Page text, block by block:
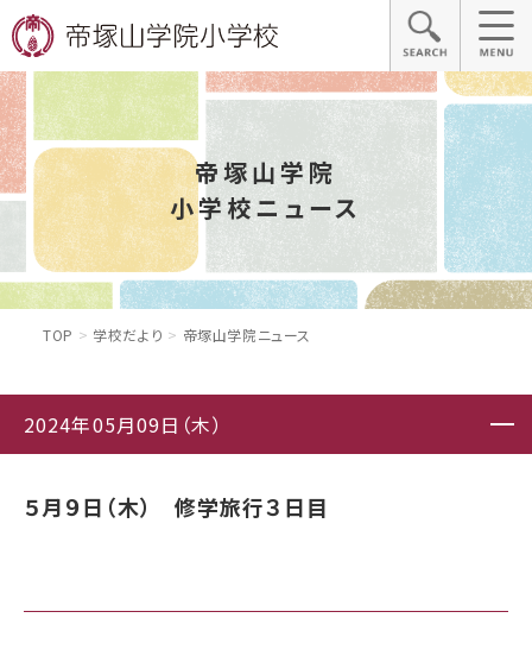
帝塚山学院
小学校ニュース
TOP 学校だより 帝塚山学院ニュース
2024年05月09日（木）
５月９日（木） 修学旅行３日目